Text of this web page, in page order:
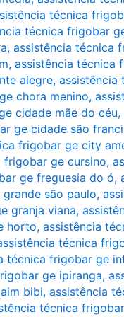
técnica
técnica frigobar
, assistência técnica
, assistência técnica
alegre, assistência
chora menino,
cidade mãe do céu,
ge cidade são
frigobar ge city
frigobar ge cursino,
ge freguesia do ó,
são paulo,
granja viana,
horto, assistência
técnica
técnica frigobar ge
ge ipiranga,
bibi, assistência
técnica